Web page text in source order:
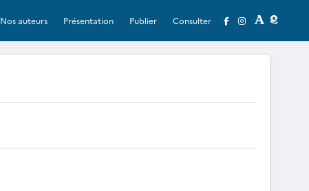
Nos auteurs Présentation Publier Consulter